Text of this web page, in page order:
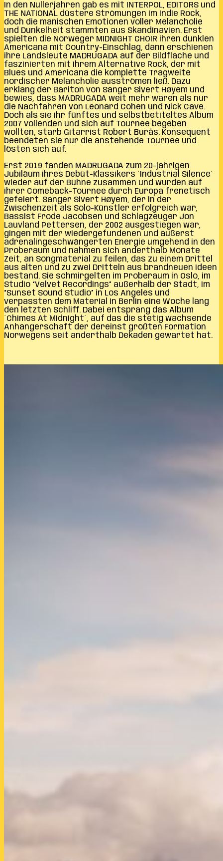
In den Nullerjahren gab es mit INTERPOL, EDITORS und
THE NATIONAL düstere Strömungen im Indie Rock,
doch die manischen Emotionen voller Melancholie
und Dunkelheit stammten aus Skandinavien. Erst
spielten die Norweger MIDNIGHT CHOIR ihren dunklen
Americana mit Country-Einschlag, dann erschienen
ihre Landsleute MADRUGADA auf der Bildfläche und
faszinierten mit ihrem Alternative Rock, der mit
Blues und Americana die komplette Tragweite
nordischer Melancholie ausströmen ließ. Dazu
erklang der Bariton von Sänger Sivert Høyem und
bewies, dass MADRUGADA weit mehr waren als nur
die Nachfahren von Leonard Cohen und Nick Cave.
Doch als sie ihr fünftes und selbstbetiteltes Album
2007 vollenden und sich auf Tournee begeben
wollten, starb Gitarrist Robert Burås. Konsequent
beendeten sie nur die anstehende Tournee und
lösten sich auf.
Erst 2019 fanden MADRUGADA zum 20-jährigen
Jubiläum ihres Debüt-Klassikers ´Industrial Silence´
wieder auf der Bühne zusammen und wurden auf
ihrer Comeback-Tournee durch Europa frenetisch
gefeiert. Sänger Sivert Høyem, der in der
Zwischenzeit als Solo-Künstler erfolgreich war,
Bassist Frode Jacobsen und Schlagzeuger Jon
Lauvland Pettersen, der 2002 ausgestiegen war,
gingen mit der wiedergefundenen und äußerst
adrenalingeschwängerten Energie umgehend in den
Proberaum und nahmen sich anderthalb Monate
Zeit, an Songmaterial zu feilen, das zu einem Drittel
aus alten und zu zwei Dritteln aus brandneuen Ideen
bestand. Sie schmirgelten im Proberaum in Oslo, im
Studio “Velvet Recordings” außerhalb der Stadt, im
“Sunset Sound Studio” in Los Angeles und
verpassten dem Material in Berlin eine Woche lang
den letzten Schliff. Dabei entsprang das Album
´Chimes At Midnight´, auf das die stetig wachsende
Anhängerschaft der dereinst größten Formation
Norwegens seit anderthalb Dekaden gewartet hat.